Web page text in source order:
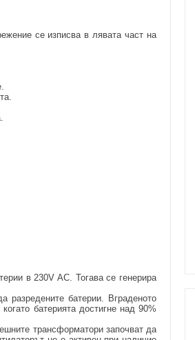
се изписва в лявата част на
в 230V AC. Тогава се генерира
разредените батерии. Вграденото
батерията достигне над 90%
трансформатори започват да